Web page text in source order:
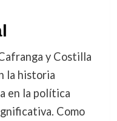
y Costilla
la historia
en la política
Como